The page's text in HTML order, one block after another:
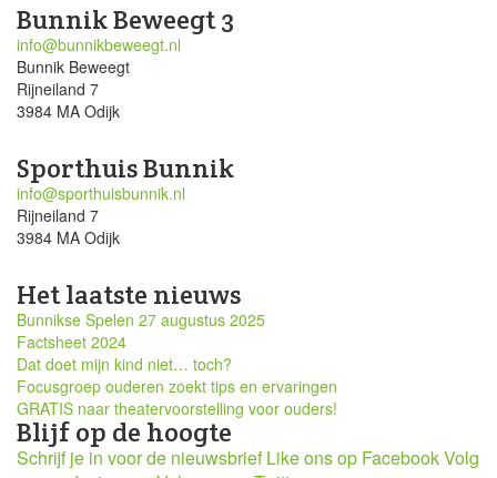
Bunnik Beweegt 3
info@bunnikbeweegt.nl
Bunnik Beweegt
Rijneiland 7
3984 MA Odijk
Sporthuis Bunnik
info@sporthuisbunnik.nl
Rijneiland 7
3984 MA Odijk
Het laatste nieuws
Bunnikse Spelen 27 augustus 2025
Factsheet 2024
Dat doet mijn kind niet… toch?
Focusgroep ouderen zoekt tips en ervaringen
GRATIS naar theatervoorstelling voor ouders!
Blijf op de hoogte
Schrijf je in voor de nieuwsbrief Like ons op FacebookVolg